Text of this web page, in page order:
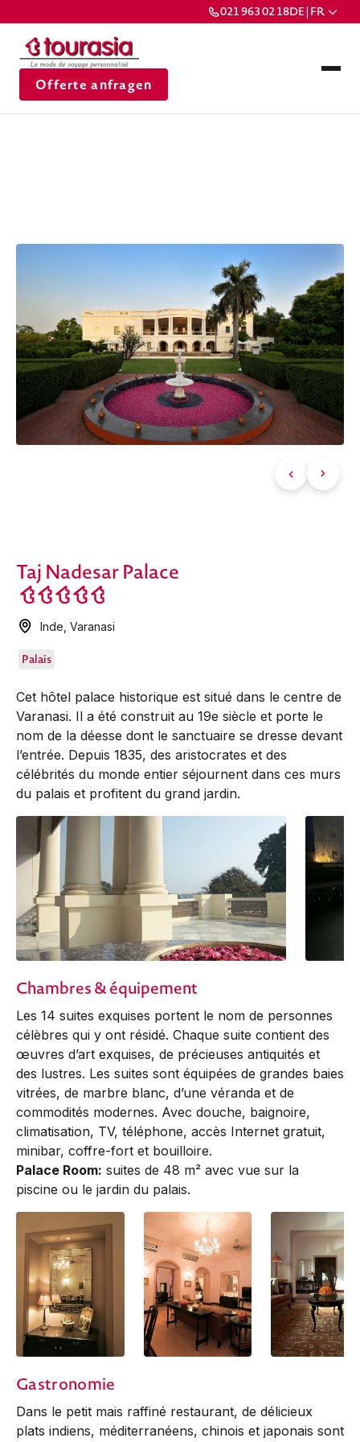
021 963 02 18DE | FR
Offerte anfragen
Taj Nadesar Palace
Inde ,Varanasi
Palais
Cet hôtel palace historique est situé dans le centre de
Varanasi. Il a été construit au 19e siècle et porte le
nom de la déesse dont le sanctuaire se dresse devant
l’entrée. Depuis 1835, des aristocrates et des
célébrités du monde entier séjournent dans ces murs
du palais et profitent du grand jardin.
Chambres & équipement
Les 14 suites exquises portent le nom de personnes
célèbres qui y ont résidé. Chaque suite contient des
œuvres d’art exquises, de précieuses antiquités et
des lustres. Les suites sont équipées de grandes baies
vitrées, de marbre blanc, d’une véranda et de
commodités modernes. Avec douche, baignoire,
climatisation, TV, téléphone, accès Internet gratuit,
minibar, coffre-fort et bouilloire.
Palace Room: suites de 48 m² avec vue sur la
piscine ou le jardin du palais.
Gastronomie
Dans le petit mais raffiné restaurant, de délicieux
plats indiens, méditerranéens, chinois et japonais sont